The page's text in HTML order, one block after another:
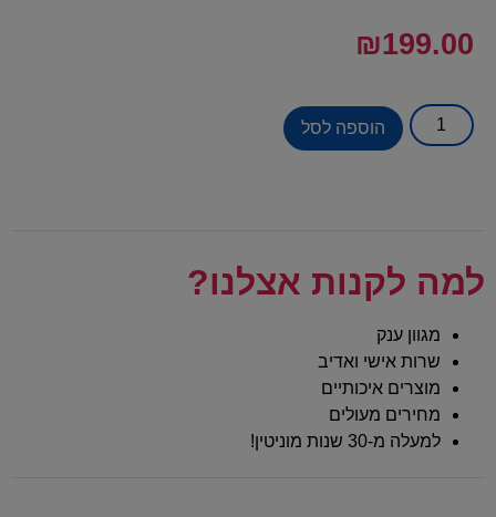
₪199.00
הוספה לסל
למה לקנות אצלנו?
מגוון ענק
שרות אישי ואדיב
מוצרים איכותיים
מחירים מעולים
למעלה מ-30 שנות מוניטין!